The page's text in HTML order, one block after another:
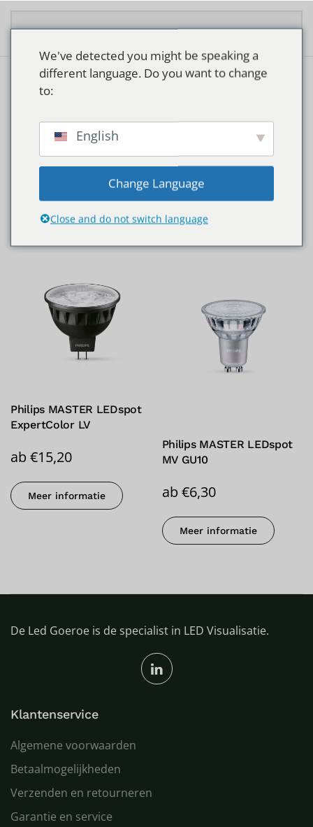
VESTIBULE
Produkte verschlagwortet mit „Vestibule“
Philips MASTER LEDspot
ExpertColor LV
ab €15,20
Meer informatie
Philips MASTER LEDspot
MV GU10
ab €6,30
Meer informatie
De Led Goeroe is de specialist in LED Visualisatie.
Klantenservice
Algemene voorwaarden
Betaalmogelijkheden
Verzenden en retourneren
Garantie en service
We've detected you might be speaking a
different language. Do you want to change
to:
English
Change Language
Close and do not switch language